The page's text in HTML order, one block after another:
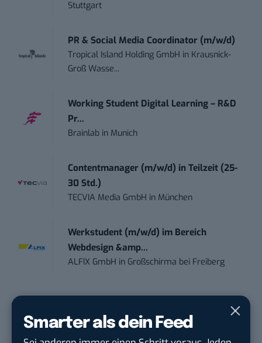
Smarter als dein Feed
Stuttgart
PR & Social Media Coordinator (m/w/d)
Tropical Island Holding GmbH in Krausnick-
Groß Wasse...
Working Student Digital Learning – R&D
Pr...
Brainlab in Munich
Contentmanager (m/w/d) in Teilzeit (25-
30 Std.)
TECVIA Media GmbH in München
Werkstudent (m/w/d) im Bereich
Webdesign &amp...
ALFIX GmbH in Großschirma bei Freiberg
THEMEN: ARBEIT BTLISTICLE GELD SNACKABLE